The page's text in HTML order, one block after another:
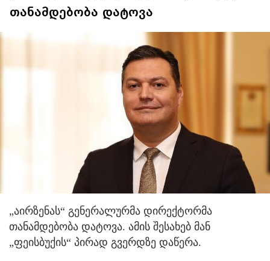
თანამდებობა დატოვა
„აირზენას“ გენერალურმა დირექტორმა
თანამდებობა დატოვა. ამის შესახებ მან
„ფეისბუქის“ პირად გვერდზე დაწერა.